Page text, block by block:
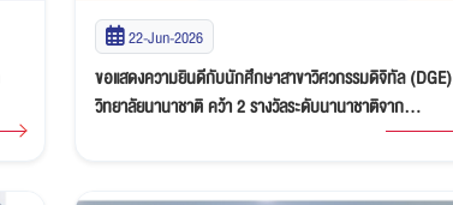
22-Jun-2026
ขอแสดงความยินดีกับนักศึกษาสาขาวิศวกรรมดิจิทัล (DGE)
วิทยาลัยนานาชาติ คว้า 2 รางวัลระดับนานาชาติจาก